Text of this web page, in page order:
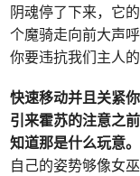
阴魂停了下来，它
个魔骑走向前大声
你要违抗我们主人的
快速移动并且关紧
引来霍苏的注意之
知道那是什么玩意。
自己的姿势够像女巫